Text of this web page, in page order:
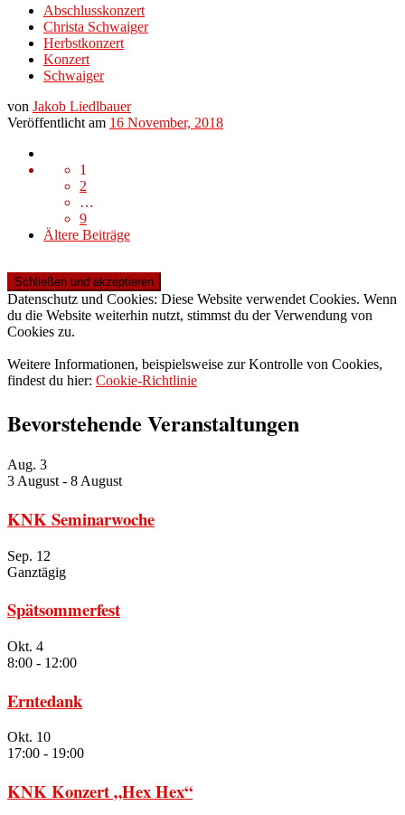
Abschlusskonzert
Christa Schwaiger
Herbstkonzert
Konzert
Schwaiger
von Jakob Liedlbauer
Veröffentlicht am 16 November, 2018
Beitragsnavigation
1
2
…
9
Ältere
Ältere Beiträge
Datenschutz und Cookies: Diese Website verwendet Cookies. Wenn
du die Website weiterhin nutzt, stimmst du der Verwendung von
Cookies zu.
Weitere Informationen, beispielsweise zur Kontrolle von Cookies,
findest du hier: Cookie-Richtlinie
Bevorstehende Veranstaltungen
Aug. 3
3 August - 8 August
KNK Seminarwoche
Sep. 12
Ganztägig
Spätsommerfest
Okt. 4
8:00 - 12:00
Erntedank
Okt. 10
17:00 - 19:00
KNK Konzert „Hex Hex“